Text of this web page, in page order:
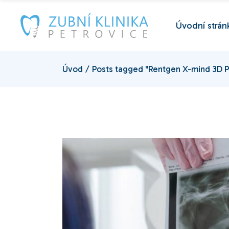
content
Úvodní
Úvod Posts tagged "Rentgen X-mind 3D